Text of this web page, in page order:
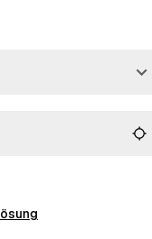
räumen den
Wohnung am Ende
und